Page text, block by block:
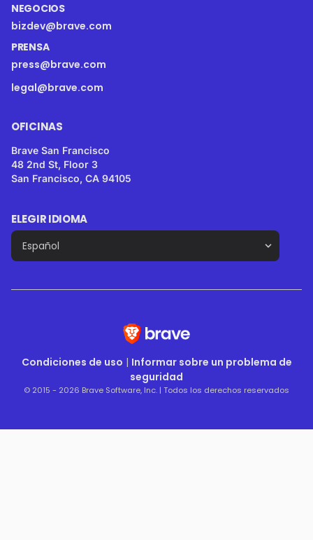
NEGOCIOS
bizdev@brave.com
PRENSA
press@brave.com
legal@brave.com
OFICINAS
Brave San Francisco
48 2nd St, Floor 3
San Francisco, CA 94105
ELEGIR IDIOMA
Condiciones de uso | Informar sobre un problema de
seguridad
© 2015 - 2026 Brave Software, Inc. | Todos los derechos reservados